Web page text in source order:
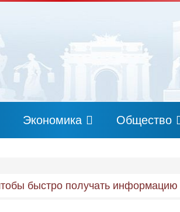
Экономика Общество
быстро получать информацию